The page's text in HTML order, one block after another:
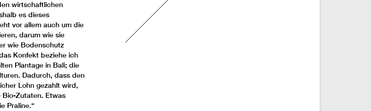
wirtschaftlichen
es dieses
vor allem auch um die
darum wie sie
wie Bodenschutz
Konfekt beziehe ich
Plantage in Bali; die
Dadurch, dass den
Lohn gezahlt wird,
Zutaten. Etwas
Praline.“